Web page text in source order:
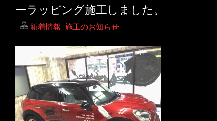
ーラッピング施工しました。
新着情報, 施工のお知らせ